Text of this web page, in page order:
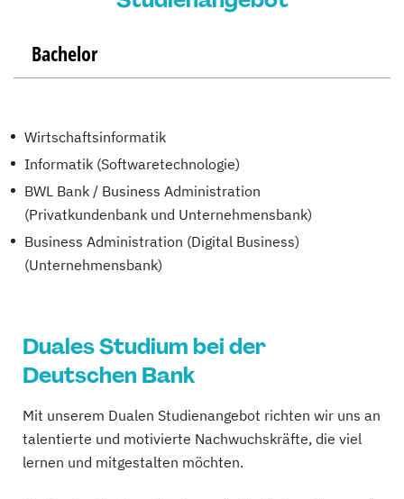
Bachelor
Wirtschaftsinformatik
Informatik (Softwaretechnologie)
BWL Bank / Business Administration
(Privatkundenbank und Unternehmensbank)
Business Administration (Digital Business)
(Unternehmensbank)
Duales Studium bei der
Deutschen Bank
Mit unserem Dualen Studienangebot richten wir uns an
talentierte und motivierte Nachwuchskräfte, die viel
lernen und mitgestalten möchten.